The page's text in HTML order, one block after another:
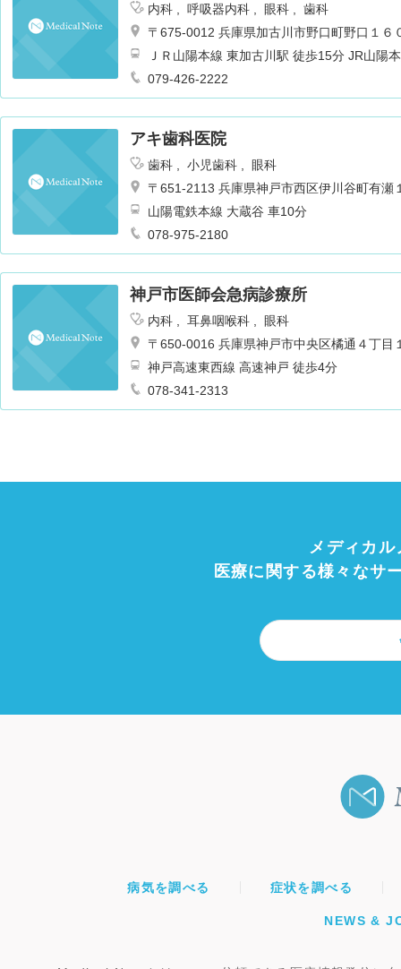
内科 呼吸器内科 眼科
歯科
〒675-0012 兵庫県加古川市野口町野口１６
ＪＲ山陽本線 東加古川駅 徒歩15分 JR山陽
り神姫バス 土山駅南口行
079-426-2222
アキ歯科医院
歯科 小児歯科
眼科
〒651-2113 兵庫県神戸市西区伊川谷町有
山陽電鉄本線 大蔵谷 車10分
078-975-2180
神戸市医師会急病診療所
内科 耳鼻咽喉科
眼科
〒650-0016 兵庫県神戸市中央区橘通４丁目
神戸高速東西線 高速神戸 徒歩4分
078-341-2313
メディカ
医療に関する様々なサ
病気を調べる 症状を調べる
NEWS &